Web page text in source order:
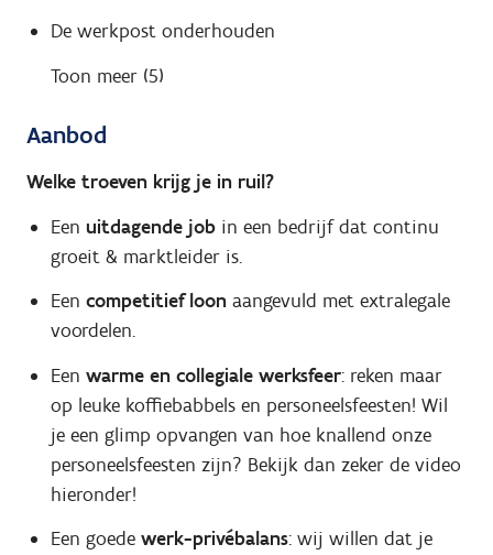
De werkpost onderhouden
Toon meer (5)
Aanbod
Welke troeven krijg je in ruil?
Een uitdagende jobin een bedrijf dat continu
groeit & marktleider is.
Een competitief loonaangevuld met extralegale
voordelen.
Een warme en collegiale werksfeer: reken maar
op leuke koffiebabbels en personeelsfeesten! Wil
je een glimp opvangen van hoe knallend onze
personeelsfeesten zijn? Bekijk dan zeker de video
hieronder!
Een goede werk-privébalans: wij willen dat je